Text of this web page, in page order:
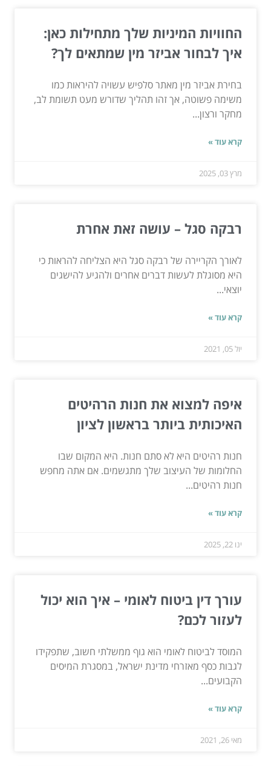
החוויות המיניות שלך מתחילות כאן:
איך לבחור אביזר מין שמתאים לך?
בחירת אביזר מין מאתר סלפיש עשויה להיראות כמו
משימה פשוטה, אך זהו תהליך שדורש מעט תשומת לב,
מחקר ורצון...
קרא עוד »
מרץ 03, 2025
רבקה סגל – עושה זאת אחרת
לאורך הקריירה של רבקה סגל היא הצליחה להראות כי
היא מסוגלת לעשות דברים אחרים ולהגיע להישגים
יוצאי...
קרא עוד »
יול 05, 2021
איפה למצוא את חנות הרהיטים
האיכותית ביותר בראשון לציון
חנות רהיטים היא לא סתם חנות. היא המקום שבו
החלומות של העיצוב שלך מתגשמים. אם אתה מחפש
חנות רהיטים...
קרא עוד »
ינו 22, 2025
עורך דין ביטוח לאומי – איך הוא יכול
לעזור לכם?
המוסד לביטוח לאומי הוא גוף ממשלתי חשוב, שתפקידו
לגבות כסף מאזרחי מדינת ישראל, במסגרת המיסים
הקבועים...
קרא עוד »
מאי 26, 2021